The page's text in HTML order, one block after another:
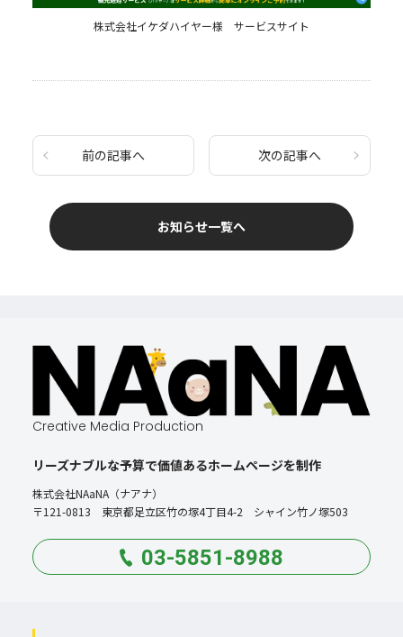
株式会社イケダハイヤー様 サービスサイト
前の記事へ 次の記事へ
お知らせ一覧へ
Creative Media Production
リーズナブルな予算で価値あるホームページを制作
株式会社NAaNA（ナアナ）
〒121-0813 東京都足立区竹の塚4丁目4-2 シャイン竹ノ塚503
03-5851-8988